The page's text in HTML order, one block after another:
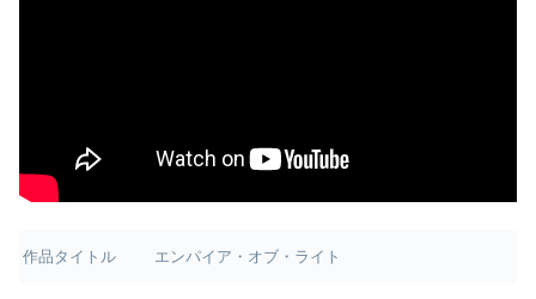
作品タイトル エンパイア・オブ・ライト